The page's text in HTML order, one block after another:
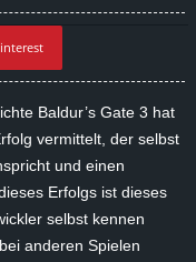
Baldur’s Gate 3 hat
vermittelt, der selbst
und einen
Erfolgs ist dieses
selbst kennen
anderen Spielen